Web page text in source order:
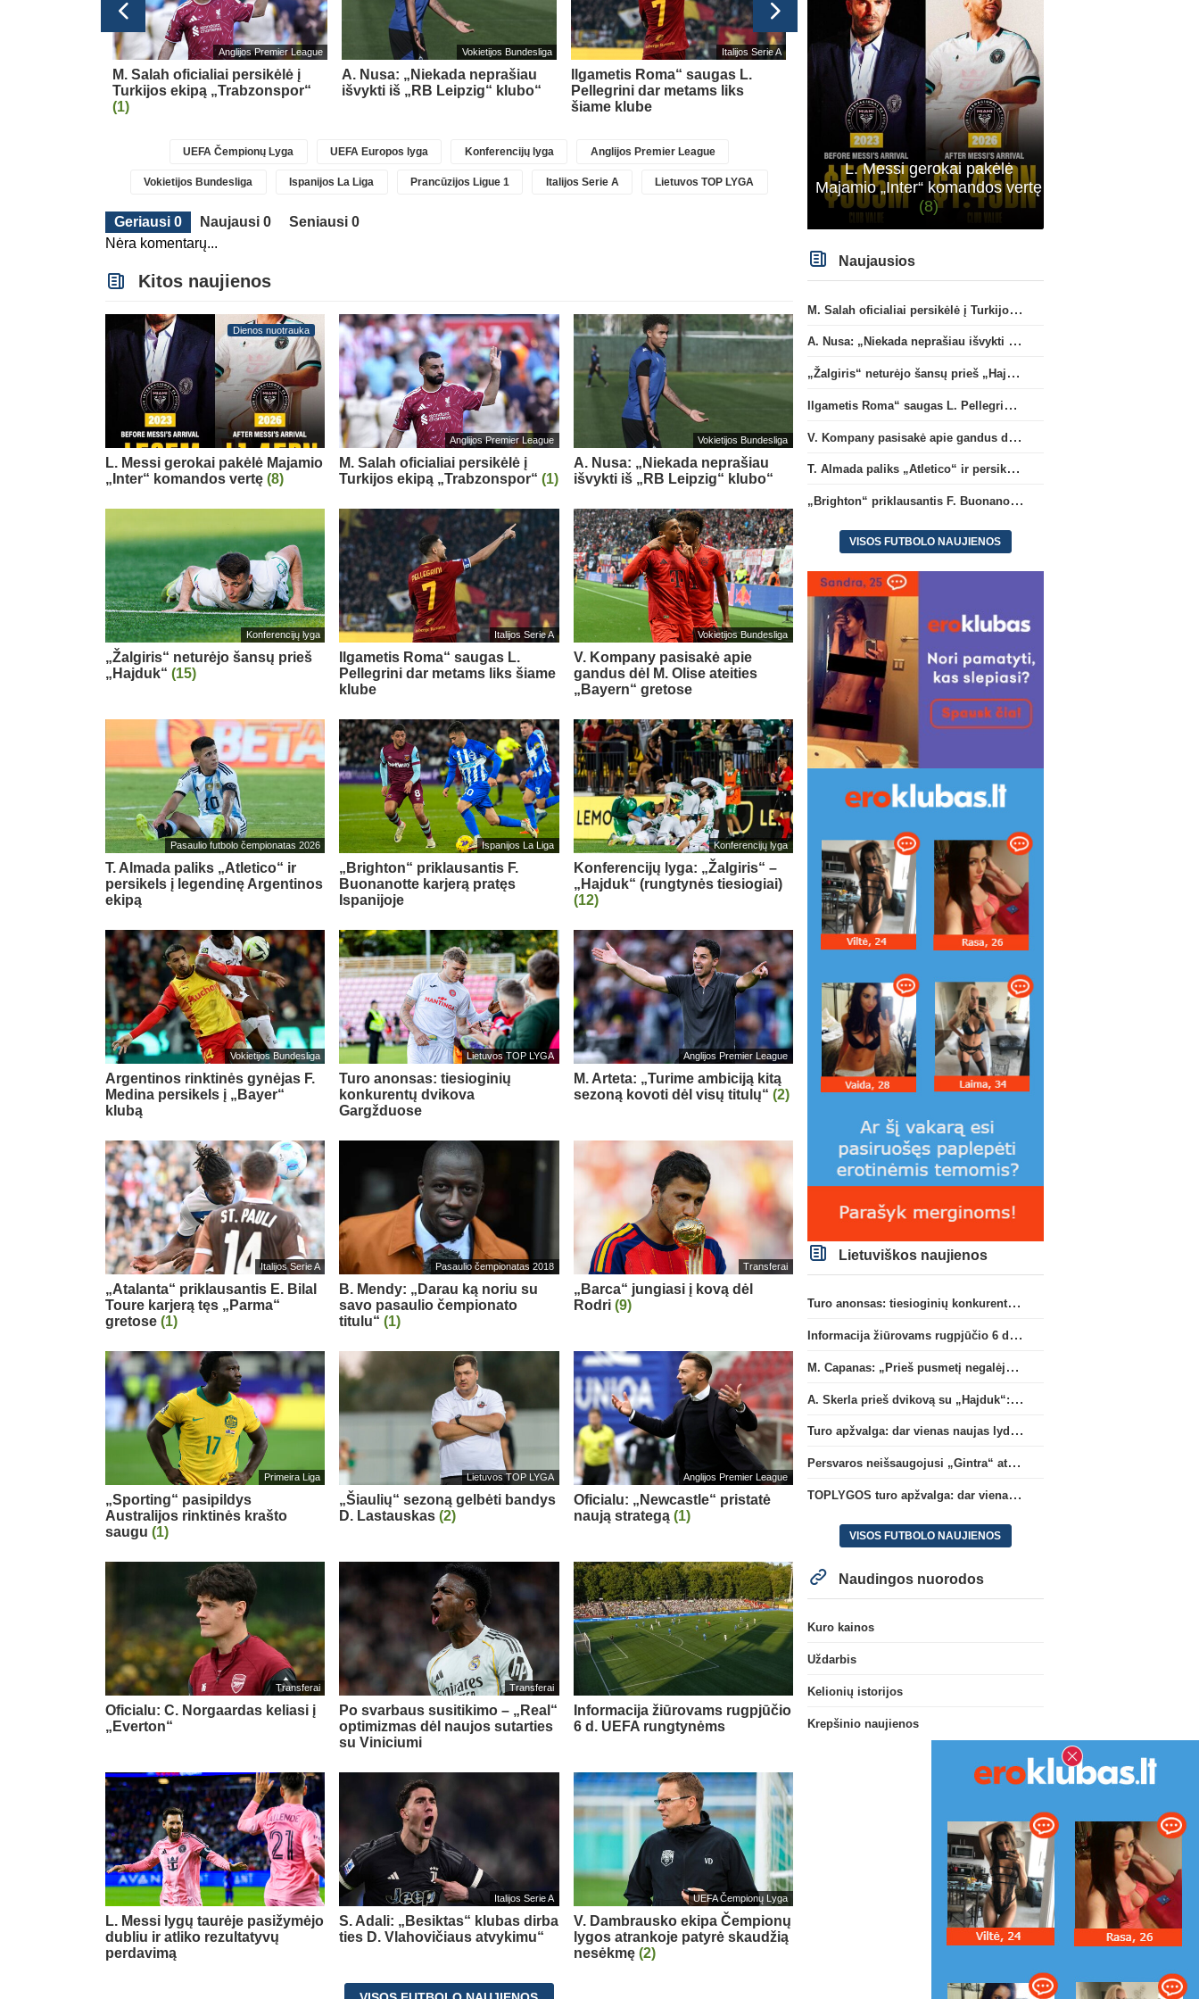
Anglijos Premier League
M. Salah oficialiai persikėlė į
Turkijos ekipą „Trabzonspor“
(1)
Vokietijos Bundesliga
A. Nusa: „Niekada neprašiau
išvykti iš „RB Leipzig“ klubo“
Italijos Serie A
Ilgametis Roma“ saugas L.
Pellegrini dar metams liks
šiame klube
Pasaulio futbolo čempionatas 2026
T. Almada paliks „Atletico“ ir
persikels į legendinę
Argentinos ekipą
„Brighton“ priklausantis
Buonanotte karjerą
Ispanijoje
UEFA Čempionų Lyga UEFA Europos lyga Konferencijų lyga Anglijos Premier League
Vokietijos Bundesliga Ispanijos La Liga Prancūzijos Ligue 1 Italijos Serie A Lietuvos TOP LYGA
Geriausi 0 Naujausi 0
Seniausi 0
Nėra komentarų...
Kitos naujienos
Dienos nuotrauka
L. Messi gerokai pakėlė Majamio
„Inter“ komandos vertę (8)
Anglijos Premier League
M. Salah oficialiai persikėlė į
Turkijos ekipą „Trabzonspor“(1)
Vokietijos Bundesliga
A. Nusa: „Niekada neprašiau
išvykti iš „RB Leipzig“ klubo“
Konferencijų lyga
„Žalgiris“ neturėjo šansų prieš
„Hajduk“ (15)
Italijos Serie A
Ilgametis Roma“ saugas L.
Pellegrini dar metams liks šiame
klube
Vokietijos Bundesliga
V. Kompany pasisakė apie
gandus dėl M. Olise ateities
„Bayern“ gretose
Pasaulio futbolo čempionatas 2026
T. Almada paliks „Atletico“ ir
persikels į legendinę Argentinos
ekipą
Ispanijos La Liga
„Brighton“ priklausantis F.
Buonanotte karjerą pratęs
Ispanijoje
Konferencijų lyga
Konferencijų lyga: „Žalgiris“ –
„Hajduk“ (rungtynės tiesiogiai)
(12)
Vokietijos Bundesliga
Argentinos rinktinės gynėjas F.
Medina persikels į „Bayer“
klubą
Lietuvos TOP LYGA
Turo anonsas: tiesioginių
konkurentų dvikova
Gargžduose
Anglijos Premier League
M. Arteta: „Turime ambiciją kitą
sezoną kovoti dėl visų titulų“ (2)
Italijos Serie A
„Atalanta“ priklausantis E. Bilal
Toure karjerą tęs „Parma“
gretose (1)
Pasaulio čempionatas 2018
B. Mendy: „Darau ką noriu su
savo pasaulio čempionato
titulu“(1)
Transferai
„Barca“ jungiasi į kovą dėl
Rodri (9)
Primeira Liga
„Sporting“ pasipildys
Australijos rinktinės krašto
saugu (1)
Lietuvos TOP LYGA
„Šiaulių“ sezoną gelbėti bandys
D. Lastauskas(2)
Anglijos Premier League
Oficialu: „Newcastle“ pristatė
naują strategą (1)
Transferai
Oficialu: C. Norgaardas keliasi į
„Everton“
Transferai
Po svarbaus susitikimo – „Real“
optimizmas dėl naujos sutarties
su Viniciumi
Informacija žiūrovams rugpjūčio
6 d. UEFA rungtynėms
L. Messi lygų taurėje pasižymėjo
dubliu ir atliko rezultatyvų
perdavimą
Italijos Serie A
S. Adali: „Besiktas“ klubas dirba
ties D. Vlahovičiaus atvykimu“
UEFA Čempionų Lyga
V. Dambrausko ekipa Čempionų
lygos atrankoje patyrė skaudžią
nesėkmę (2)
L. Messi gerokai pakėlė
Majamio „Inter“ komandos vertę
(8)
Naujausios
M. Salah oficialiai persikėlė į Turkijos ekipą „Trabzonspor“
A. Nusa: „Niekada neprašiau išvykti iš „RB Leipzig“ klubo“
„Žalgiris“ neturėjo šansų prieš „Hajduk“
Ilgametis Roma“ saugas L. Pellegrini dar metams liks šiame klube
V. Kompany pasisakė apie gandus dėl M. Olise ateities „Bayern“ gretose
T. Almada paliks „Atletico“ ir persikels į legendinę Argentinos ekipą
„Brighton“ priklausantis F. Buonanotte karjerą pratęs Ispanijoje
VISOS FUTBOLO NAUJIENOS
Lietuviškos naujienos
Turo anonsas: tiesioginių konkurentų dvikova Gargžduose
Informacija žiūrovams rugpjūčio 6 d. UEFA rungtynėms
M. Capanas: „Prieš pusmetį negalėjau net įsivaizduoti, kad žaisime prieš „Hajduk“
A. Skerla prieš dvikovą su „Hajduk“: „Tai kito kalibro komanda“
Turo apžvalga: dar vienas naujas lyderis
Persvaros neišsaugojusi „Gintra“ atrankos pusfinalyje nusileido Škotijos čempionėms
TOPLYGOS turo apžvalga: dar vienas naujas lyderis
VISOS FUTBOLO NAUJIENOS
Naudingos nuorodos
Kuro kainos
Uždarbis
Kelionių istorijos
Krepšinio naujienos